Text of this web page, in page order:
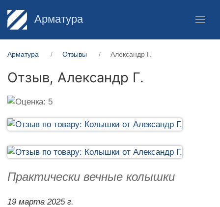
Арматура
Арматура Отзывы Александр Г.
Отзыв, Александр Г.
Практически вечные колышки
19 марта 2025 г.